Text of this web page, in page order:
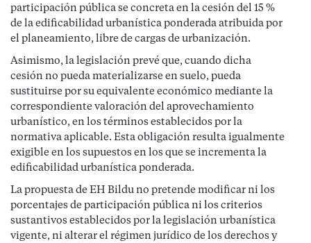
participación pública se concreta en la cesión del 15 %
de la edificabilidad urbanística ponderada atribuida por
el planeamiento, libre de cargas de urbanización.
Asimismo, la legislación prevé que, cuando dicha
cesión no pueda materializarse en suelo, pueda
sustituirse por su equivalente económico mediante la
correspondiente valoración del aprovechamiento
urbanístico, en los términos establecidos por la
normativa aplicable. Esta obligación resulta igualmente
exigible en los supuestos en los que se incrementa la
edificabilidad urbanística ponderada.
La propuesta de EH Bildu no pretende modificar ni los
porcentajes de participación pública ni los criterios
sustantivos establecidos por la legislación urbanística
vigente, ni alterar el régimen jurídico de los derechos y